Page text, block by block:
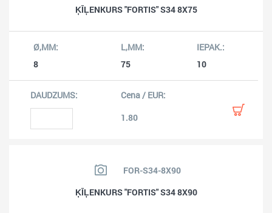
ĶĪĻENKURS "FORTIS" S34 8X75
8 75 10
1.80
FOR-S34-8X90
ĶĪĻENKURS "FORTIS" S34 8X90